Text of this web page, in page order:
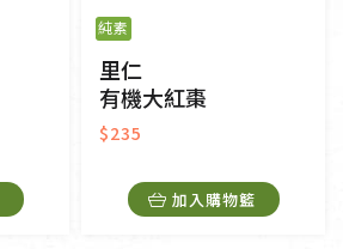
純素
里仁
有機大紅棗
$235
加入購物籃